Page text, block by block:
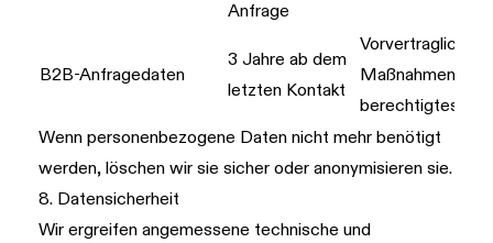
Anfrage
B2B-Anfragedaten
3 Jahre ab dem
letzten Kontakt
Vorvertragliche
Maßnahmen und
berechtigtes
Wenn personenbezogene Daten nicht mehr benötigt
werden, löschen wir sie sicher oder anonymisieren sie.
8. Datensicherheit
Wir ergreifen angemessene technische und